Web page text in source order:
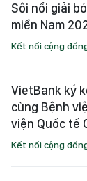
Sôi nổi giải
miền Nam
Kết nối cộng
VietBank ký
cùng Bệnh
viện Quốc tế
Kết nối cộng